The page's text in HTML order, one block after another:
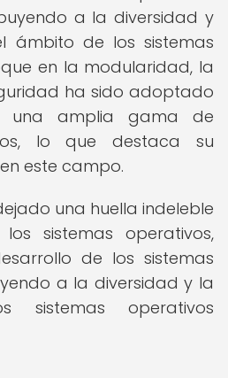
a la diversidad y
ámbito de los sistemas
en la modularidad, la
ha sido adoptado
amplia gama de
lo que destaca su
este campo.
una huella indeleble
sistemas operativos,
de los sistemas
a la diversidad y la
sistemas operativos